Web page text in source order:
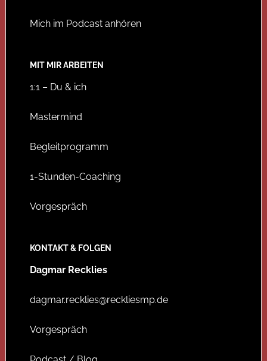
Mich im Podcast anhören
MIT MIR ARBEITEN
1:1 – Du & ich
Mastermind
Begleitprogramm
1-Stunden-Coaching
Vorgespräch
KONTAKT & FOLGEN
Dagmar Recklies
dagmar.recklies@reckliesmp.de
Vorgespräch